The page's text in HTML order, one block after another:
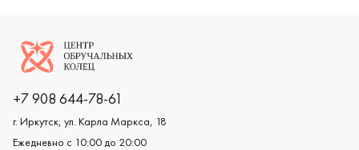
Логотип компании
+7 908 644-78-61
г. Иркутск, ул. Карла Маркса, 18
Ежедневно с 10:00 до 20:00